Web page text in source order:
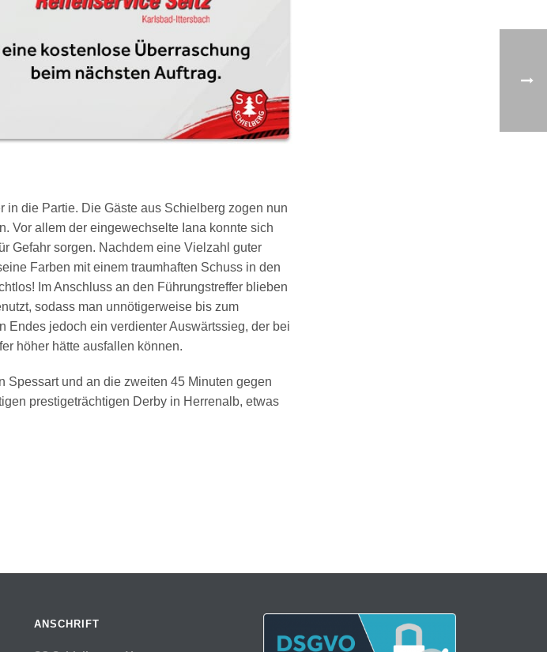
in die Partie. Die Gäste aus Schielberg zogen nun
Vor allem der eingewechselte Iana konnte sich
Gefahr sorgen. Nachdem eine Vielzahl guter
Farben mit einem traumhaften Schuss in den
Im Anschluss an den Führungstreffer blieben
sodass man unnötigerweise bis zum
Endes jedoch ein verdienter Auswärtssieg, der bei
höher hätte ausfallen können.
Spessart und an die zweiten 45 Minuten gegen
prestigeträchtigen Derby in Herrenalb, etwas
ANSCHRIFT